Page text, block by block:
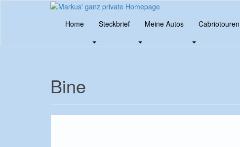
Home Steckbrief Meine Autos Cabriotouren
Bine